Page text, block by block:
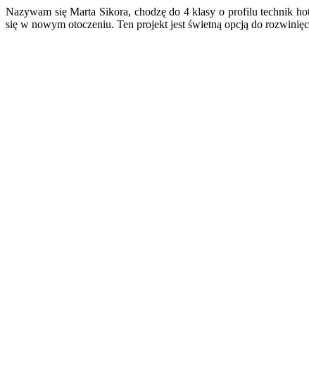
Nazywam się Marta Sikora, chodzę do 4 klasy o profilu technik
się w nowym otoczeniu. Ten projekt jest świetną opcją do